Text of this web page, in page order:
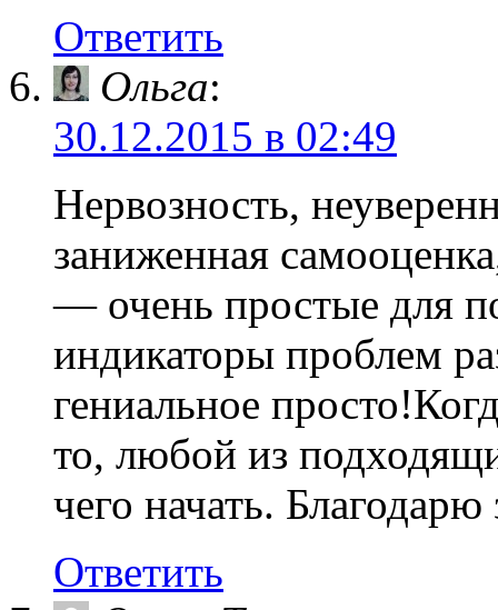
Ответить
Ольга:
30.12.2015 в 02:49
Нервозность,
заниженная
— очень простые для
индикаторы проблем
гениальное
то, любой из
чего начать. Благодарю
Ответить